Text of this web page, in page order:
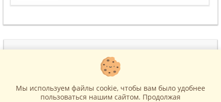
(495) 215-22-17
help-biletico@yandex.ru
Мы используем файлы cookie, чтобы вам было удобнее
пользоваться нашим сайтом. Продолжая